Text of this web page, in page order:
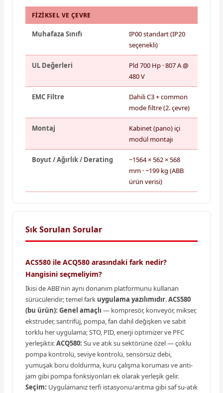
FIZIKSEL VE ÇEVRE
Muhafaza Sınıfı
IP00 standart (IP20
seçenekli)
UL Değerleri
Pld 700 Hp · 807 A @
480 V
EMC Filtre
Dahili C3 + common
mode filtre (2. çevre)
Montaj
Kabinet (pano) içi
modül montajı
Boyut / Ağırlık / Derating
~1564 × 562 × 568
mm · ~199 kg (ABB
ürün verisi)
Sık Sorulan Sorular
ACS580 ile ACQ580 arasındaki fark nedir?
Hangisini seçmeliyim?
İkisi de ABB'nin aynı donanım platformunu kullanan
sürücüleridir; temel fark uygulama yazılımıdır.ACS580
(bu ürün): Genel amaçlı — kompresör, konveyör, mikser,
ekstruder, santrifüj, pompa, fan dahil değişken ve sabit
torklu her uygulama; STO, PID, enerji optimizer ve PFC
yerleşiktir.ACQ580: Su ve atık su sektörüne özel — çoklu
pompa kontrolü, seviye kontrolü, sensörsüz debi,
yumuşak boru doldurma, kuru çalışma koruması ve anti-
jam gibi pompa fonksiyonları ek olarak yerleşik gelir.
Seçim: Uygulamanız terfi istasyonu/arıtma gibi saf su-atık